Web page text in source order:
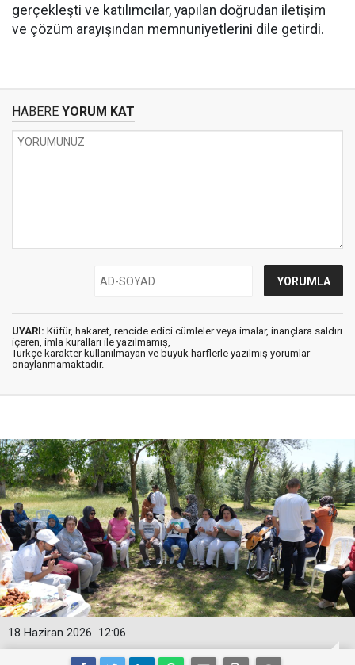
gerçekleşti ve katılımcılar, yapılan doğrudan iletişim
ve çözüm arayışından memnuniyetlerini dile getirdi.
HABERE YORUM KAT
UYARI: Küfür, hakaret, rencide edici cümleler veya imalar, inançlara saldırı
içeren, imla kuralları ile yazılmamış,
Türkçe karakter kullanılmayan ve büyük harflerle yazılmış yorumlar
onaylanmamaktadır.
12:06
18 Haziran 2026